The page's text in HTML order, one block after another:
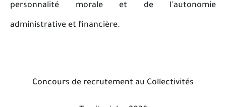
personnalité morale et de l'autonomie
administrative et financière.
Concours de recrutement au Collectivités